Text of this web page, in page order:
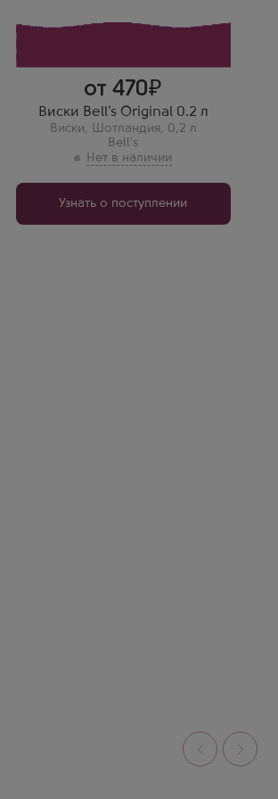
от 470
Виски Bell's Original 0.2 л
Виски, Шотландия, 0,2 л
Bell's
Узнать о поступлении